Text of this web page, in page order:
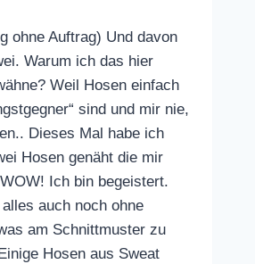
ohne Auftrag) Und davon
Warum ich das hier
Weil Hosen einfach
sind und mir nie,
Dieses Mal habe ich
Hosen genäht die mir
Ich bin begeistert.
auch noch ohne
am Schnittmuster zu
Hosen aus Sweat